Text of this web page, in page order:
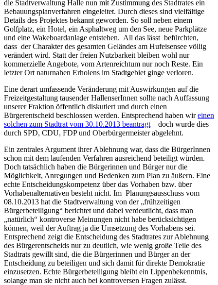
die Stadtverwaltung Halle nun mit Zustimmung des Stadtrates ein
Bebauungsplanverfahren eingeleitet. Durch dieses sind vielfältige
Details des Projektes bekannt geworden. So soll neben einem
Golfplatz, ein Hotel, ein Asphaltweg um den See, neue Parkplätze
und eine Wakeboardanlage entstehen. All das lässt befürchten,
dass der Charakter des gesamten Geländes am Hufeisensee völlig
verändert wird. Statt der freien Nutzbarkeit bleiben wohl nur
kommerzielle Angebote, vom Artenreichtum nur noch Reste. Ein
letzter Ort naturnahen Erholens im Stadtgebiet ginge verloren.
Eine derart umfassende Veränderung mit Auswirkungen auf die
Freizeitgestaltung tausender HallenserInnen sollte nach Auffassung
unserer Fraktion öffentlich diskutiert und durch einen
Bürgerentscheid beschlossen werden. Entsprechend haben wireinen
solchen zum Stadtrat vom 30.10.2013 beantragt – doch wurde dies
durch SPD, CDU, FDP und Oberbürgermeister abgelehnt.
Ein zentrales Argument ihrer Ablehnung war, dass die BürgerInnen
schon mit dem laufenden Verfahren ausreichend beteiligt würden.
Doch tatsächlich haben die Bürgerinnen und Bürger nur die
Möglichkeit, Anregungen und Bedenken zum Plan zu äußern. Eine
echte Entscheidungskompetenz über das Vorhaben bzw. über
Vorhabenalternativen besteht nicht. Im Planungsausschuss vom
08.10.2013 hat die Stadtverwaltung von der „frühzeitigen
Bürgerbeteiligung“ berichtet und dabei verdeutlicht, dass man
„natürlich“ kontroverse Meinungen nicht habe berücksichtigen
können, weil der Auftrag ja die Umsetzung des Vorhabens sei.
Entsprechend zeigt die Entscheidung des Stadtrates zur Ablehnung
des Bürgerentscheids nur zu deutlich, wie wenig große Teile des
Stadtrats gewillt sind, die die Bürgerinnen und Bürger an der
Entscheidung zu beteiligen und sich damit für direkte Demokratie
einzusetzen. Echte Bürgerbeteiligung bleibt ein Lippenbekenntnis,
solange man sie nicht auch bei kontroversen Fragen zulässt.